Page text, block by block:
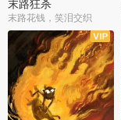
末路狂杀
末路花钱，笑泪交织